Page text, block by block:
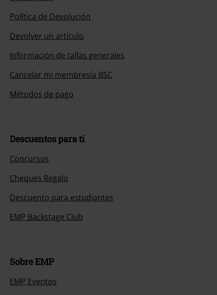
Política de Devolución
Devolver un artículo
Información de tallas generales
Cancelar mi membresía BSC
Métodos de pago
Descuentos para ti
Concursos
Cheques Regalo
Descuento para estudiantes
EMP Backstage Club
Sobre EMP
EMP Eventos